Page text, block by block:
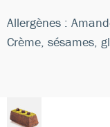
Allergènes :
Crème, sésames,